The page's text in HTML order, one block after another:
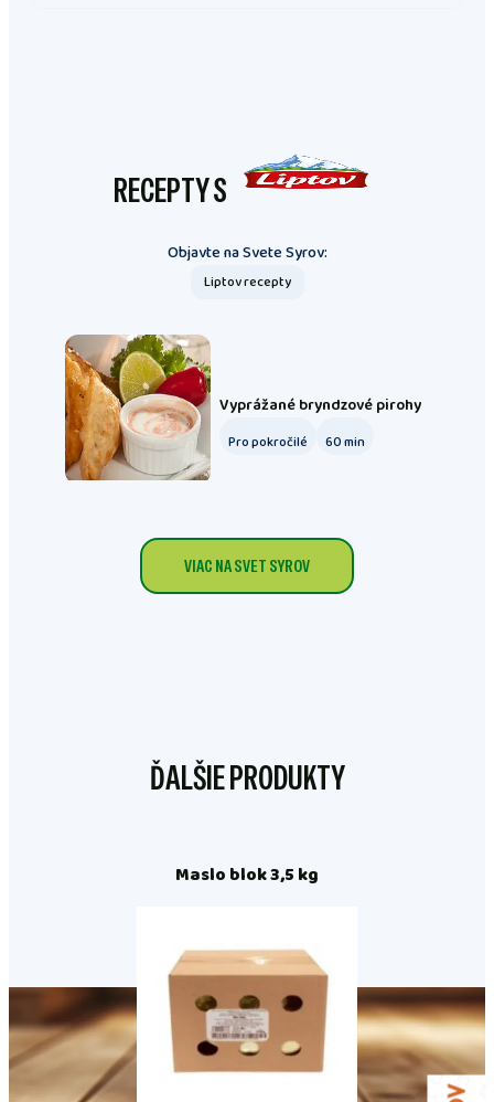
RECEPTY S
Objavte na Svete Syrov:
Liptov recepty
Vyprážané bryndzové pirohy
Pro pokročilé 60min
VIAC NA SVET SYROV
ĎALŠIE PRODUKTY
Maslo blok 3,5 kg